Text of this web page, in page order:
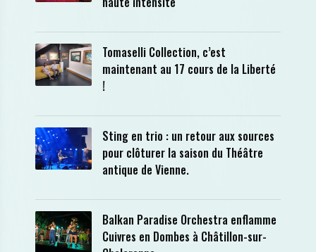
Tomaselli Collection, c’est
maintenant au 17 cours de la Liberté
!
Sting en trio : un retour aux sources
pour clôturer la saison du Théâtre
antique de Vienne.
Balkan Paradise Orchestra enflamme
Cuivres en Dombes à Châtillon-sur-